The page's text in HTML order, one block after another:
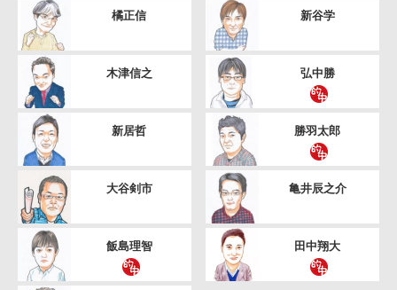
橘正信
木津信之
新居哲
大谷剣市
飯島理智
新谷学
弘中勝
勝羽太郎
亀井辰之介
田中翔大